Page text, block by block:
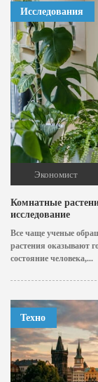
Исследования
Экономист
Комнатные
исследование
Все чаще ученые
растения оказывают
состояние человека,...
Техно